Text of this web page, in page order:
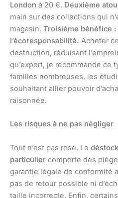
London à 20 €. Deuxième
main sur des collections qui
magasin. Troisième bénéfice :
l’écoresponsabilité. Acheter
destruction, réduisant
qu’expert, je recommande ce
familles nombreuses, les
souhaitant allier pouvoir
raisonnée.
Les risques à ne pas négliger
Tout n’est pas rose. Le
particulier comporte des
garantie légale de conformité
pas de retour possible ni
taille incorrecte. Enfin,